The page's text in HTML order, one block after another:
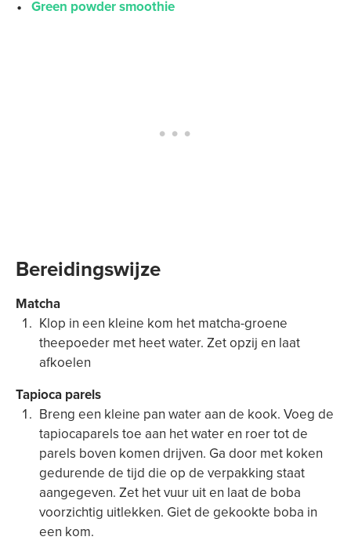
Green powder smoothie
Bereidingswijze
Matcha
Klop in een kleine kom het matcha-groene
theepoeder met heet water. Zet opzij en laat
afkoelen
Tapioca parels
Breng een kleine pan water aan de kook. Voeg de
tapiocaparels toe aan het water en roer tot de
parels boven komen drijven. Ga door met koken
gedurende de tijd die op de verpakking staat
aangegeven. Zet het vuur uit en laat de boba
voorzichtig uitlekken. Giet de gekookte boba in
een kom.